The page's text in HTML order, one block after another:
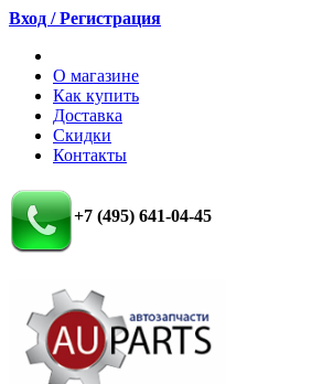
Вход / Регистрация
О магазине
Как купить
Доставка
Скидки
Контакты
+7 (495) 641-04-45